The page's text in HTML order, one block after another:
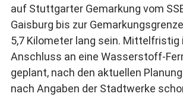
auf Stuttgarter Gemarkung vom
Gaisburg bis zur
5,7 Kilometer lang sein. Mittelfristig
Anschluss an eine Wasserstoff-
geplant, nach den aktuellen
nach Angaben der Stadtwerke